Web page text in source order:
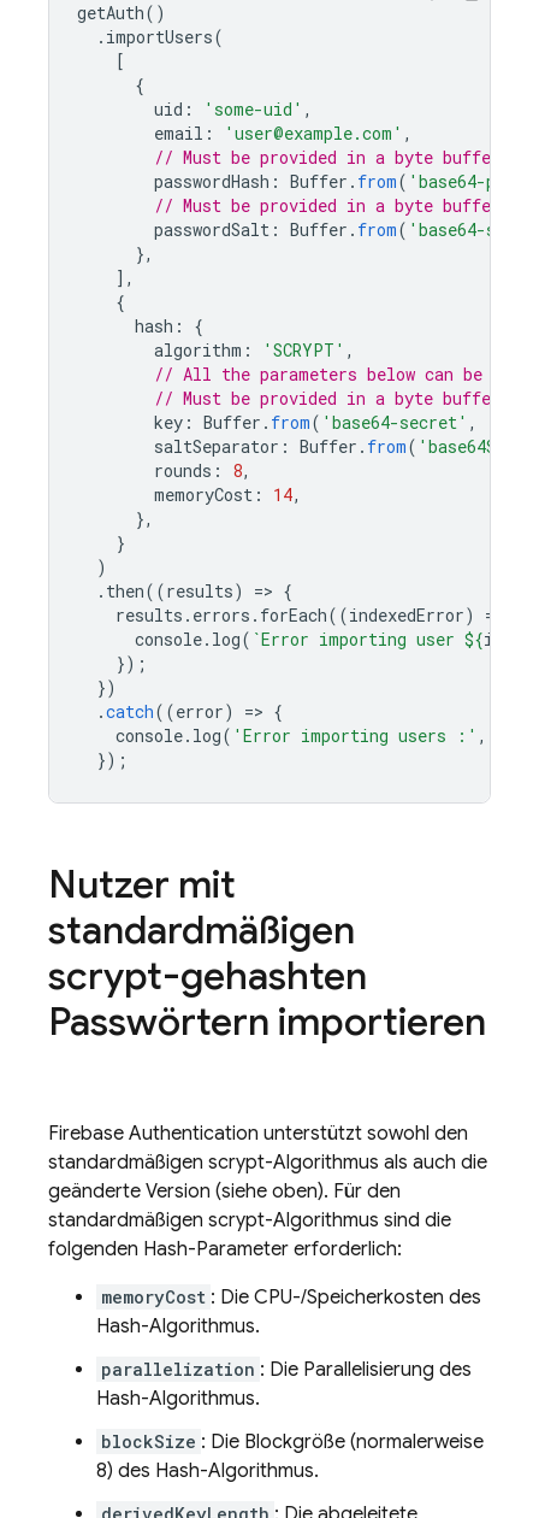
getAuth()
. importUsers(
[
{
uid : 'some-uid' ,
email : 'user@example.com' ,
// Must be provided in a byte buffer.
passwordHash : Buffer . from( 'base64-
// Must be provided in a byte buffer.
passwordSalt : Buffer . from( 'base64-salt'
},
],
{
hash :
{
algorithm : 'SCRYPT' ,
// All the parameters below can be
// Must be provided in a byte buffer.
key : Buffer . from( 'base64-secret' ,
saltSeparator : Buffer . from(
rounds : 8,
memoryCost : 14,
},
}
)
. then((results) => {
results . errors . forEach((indexedError) =
console. log( `Error importing user ${
});
})
.catch((error) => {
console. log( 'Error importing users :' ,
});
Nutzer mit
standardmäßigen
scrypt-gehashten
Passwörtern importieren
Firebase Authentication unterstützt sowohl den
standardmäßigen scrypt-Algorithmus als auch die
geänderte Version (siehe oben). Für den
standardmäßigen scrypt-Algorithmus sind die
folgenden Hash-Parameter erforderlich:
memoryCost : Die CPU-/Speicherkosten des
Hash-Algorithmus.
parallelization : Die Parallelisierung des
Hash-Algorithmus.
blockSize : Die Blockgröße (normalerweise
8) des Hash-Algorithmus.